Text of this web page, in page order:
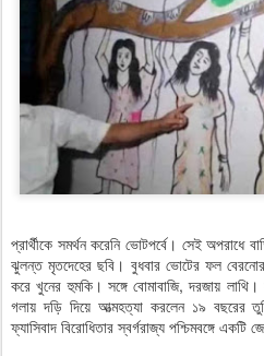
প্রার্থীকে সমর্থন করেনি ভোটপর্বে। সেই অপরাধে
ঝুলন্ত মৃতদেহের ছবি। বুধবার ভোটের ফল
করে খুনের হুমকি। সঙ্গে বোমাবাজি, দরজায়
গলায় দড়ি দিয়ে আত্মহত্যা করলেন ১৯ বছরের
ফ্যাসিবাদ বিরোধিতার স্বর্গরাজ্য পশ্চিমবঙ্গে একটি